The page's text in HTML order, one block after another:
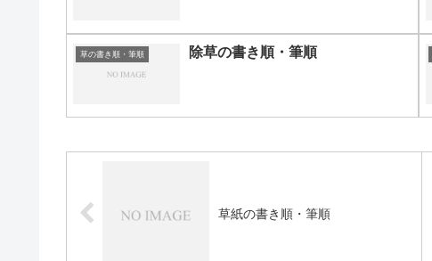
草の書き順・筆順 除草の書き順・筆順
草紙の書き順・筆順